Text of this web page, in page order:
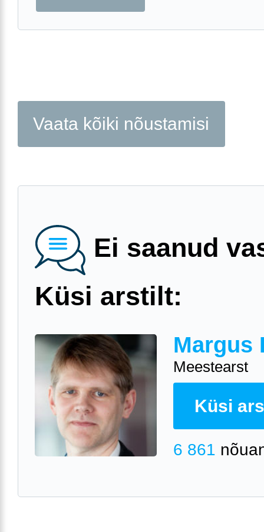
Vaata kõiki nõustamisi
Ei saanud
Küsi arstilt:
Margus
Meestearst
Küsi
6 861